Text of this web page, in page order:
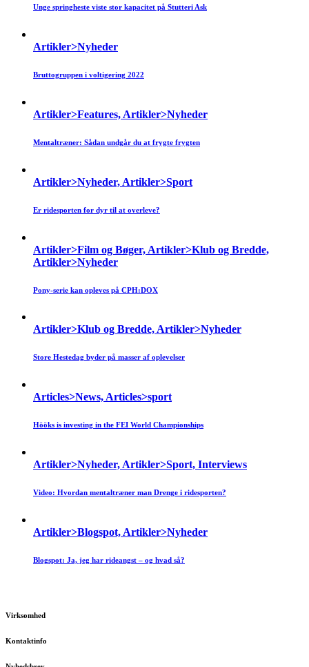
Unge springheste viste stor kapacitet på Stutteri Ask
Artikler>Nyheder
Bruttogruppen i voltigering 2022
Artikler>Features, Artikler>Nyheder
Mentaltræner: Sådan undgår du at frygte frygten
Artikler>Nyheder, Artikler>Sport
Er ridesporten for dyr til at overleve?
Artikler>Film og Bøger, Artikler>Klub og Bredde,
Artikler>Nyheder
Pony-serie kan opleves på CPH:DOX
Artikler>Klub og Bredde, Artikler>Nyheder
Store Hestedag byder på masser af oplevelser
Articles>News, Articles>sport
Hööks is investing in the FEI World Championships
Artikler>Nyheder, Artikler>Sport, Interviews
Video: Hvordan mentaltræner man Drenge i ridesporten?
Artikler>Blogspot, Artikler>Nyheder
Blogspot: Ja, jeg har rideangst – og hvad så?
Virksomhed
Kontaktinfo